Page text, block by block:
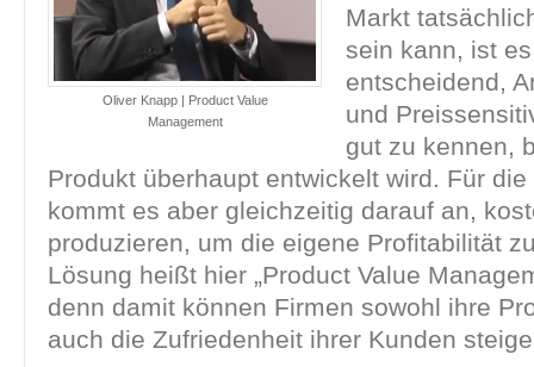
Oliver Knapp | Product Value
Management
Markt
sein kann, ist
entscheidend,
und
gut zu kennen,
Produkt überhaupt entwickelt wird. Für
kommt es aber gleichzeitig darauf an,
produzieren, um die eigene Profitabilität
Lösung heißt hier „Product Value
denn damit können Firmen sowohl ihre
auch die Zufriedenheit ihrer Kunden